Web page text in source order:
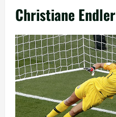
Christiane Endler